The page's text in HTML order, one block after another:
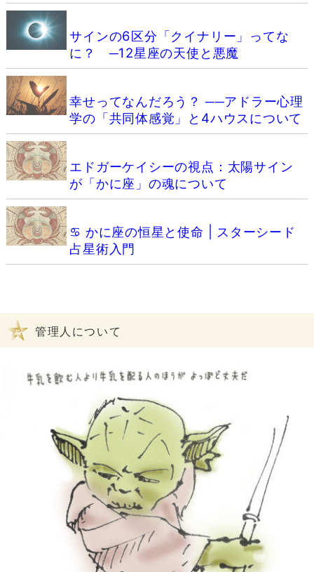
サインの6区分「クイナリー」ってな
に？ ─12星座の天使と悪魔
幸せってなんだろう？ ──アドラー心理
学の「共同体感覚」と4ハウスについて
エドガーケイシーの視点：太陽サイン
が「かに座」の魂について
♋️ かに座の恒星と使命 | スターシード
占星術入門
管理人について